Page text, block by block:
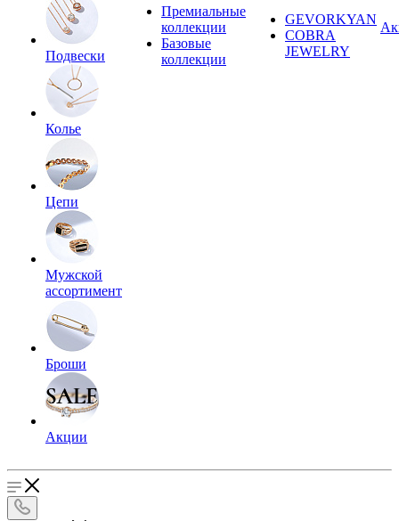
Подвески
Колье
Цепи
Мужской
ассортимент
Броши
Акции
Премиальные
коллекции
Базовые
коллекции
GEVORKYAN
COBRA
JEWELRY